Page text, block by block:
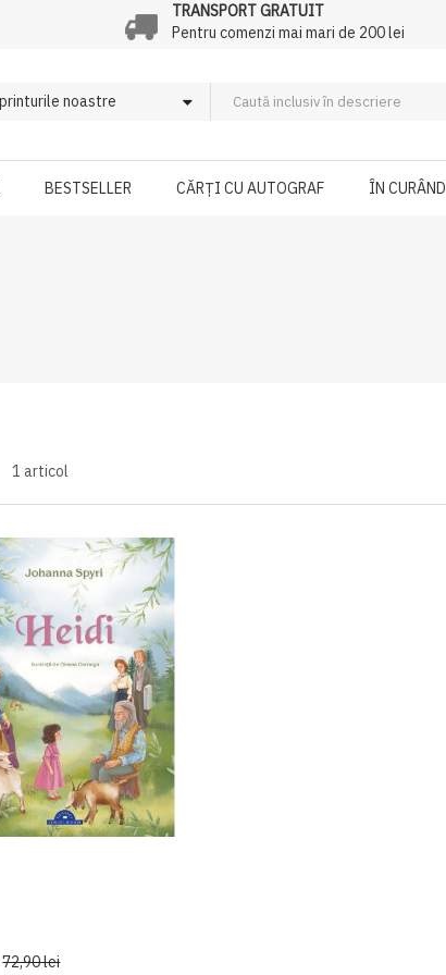
TRANSPORT GRATUIT
Pentru comenzi mai mari de 200 lei
BESTSELLER CĂRȚI CU AUTOGRAF ÎN CURÂND
1 articol
72,90 lei